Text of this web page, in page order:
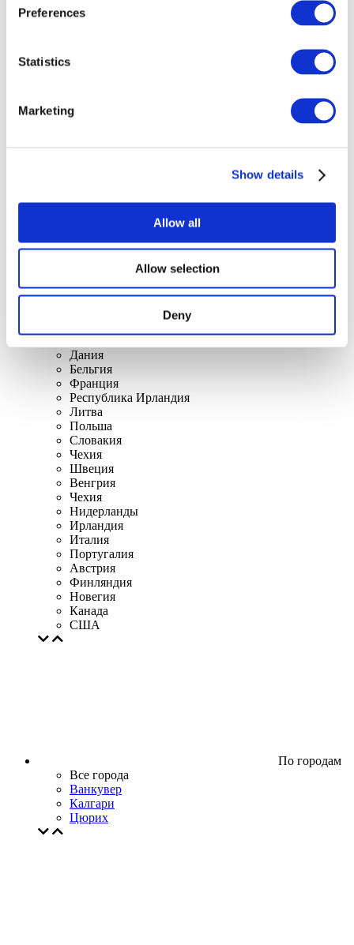
Preferences
Statistics
Marketing
Show details
Allow all
Allow selection
Deny
Концерты
По странам
Все страны
Дания
Бельгия
Франция
Республика Ирландия
Литва
Польша
Словакия
Чехия
Швеция
Венгрия
Чехия
Нидерланды
Ирландия
Италия
Португалия
Австрия
Финляндия
Новегия
Канада
США
По городам
Все города
Ванкувер
Калгари
Цюрих